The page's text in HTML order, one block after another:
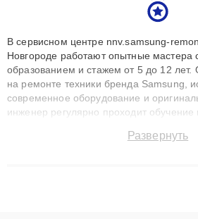
В сервисном центре nnv.samsung-
Новгороде работают опытные
образованием и стажем от 5 до 12 лет.
на ремонте техники бренда Samsung,
современное оборудование и
инженер регулярно проходит
восстанавливать технику сРазвернуть